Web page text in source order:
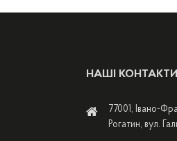
НАШІ КОНТАКТИ
77001, Івано-
Рогатин, вул.